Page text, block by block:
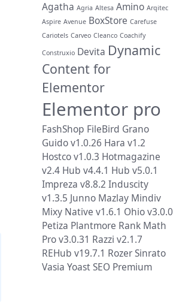
Agatha Agria Altesa Amino Arqitec
Aspire Avenue BoxStore Carefuse
Cariotels Carveo Cleanco Coachify
Construxio Devita Dynamic
Content for
Elementor
Elementor pro
FashShop FileBird Grano
Guido v1.0.26 Hara v1.2
Hostco v1.0.3 Hotmagazine
v2.4 Hub v4.4.1 Hub v5.0.1
Impreza v8.8.2 Induscity
v1.3.5 Junno Mazlay Mindiv
Mixy Native v1.6.1 Ohio v3.0.0
Petiza Plantmore Rank Math
Pro v3.0.31 Razzi v2.1.7
REHub v19.7.1 RozerSinrato
Vasia Yoast SEO Premium